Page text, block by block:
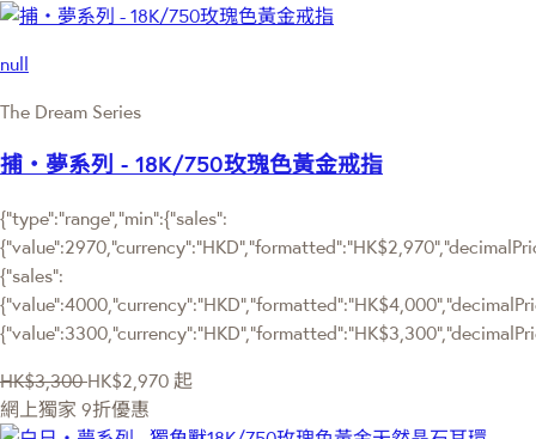
null
The Dream Series
捕‧夢系列 - 18K/750玫瑰色黃金戒指
{"type":"range","min":{"sales":
{"sales":
HK$3,300 HK$2,970 起
網上獨家 9折優惠